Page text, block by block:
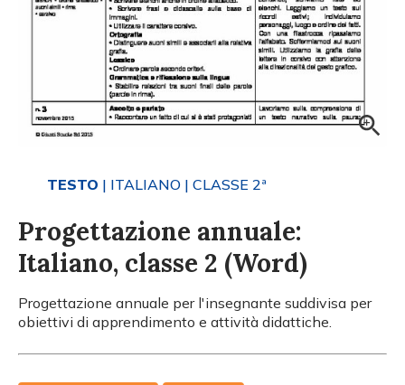
TESTO | ITALIANO | CLASSE 2ª
Progettazione annuale:
Italiano, classe 2 (Word)
Progettazione annuale per l'insegnante suddivisa per
obiettivi di apprendimento e attività didattiche.